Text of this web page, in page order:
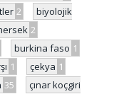
2
biyolojik
2
burkina faso 1
1 çekya 1
35
çınar koçgiri